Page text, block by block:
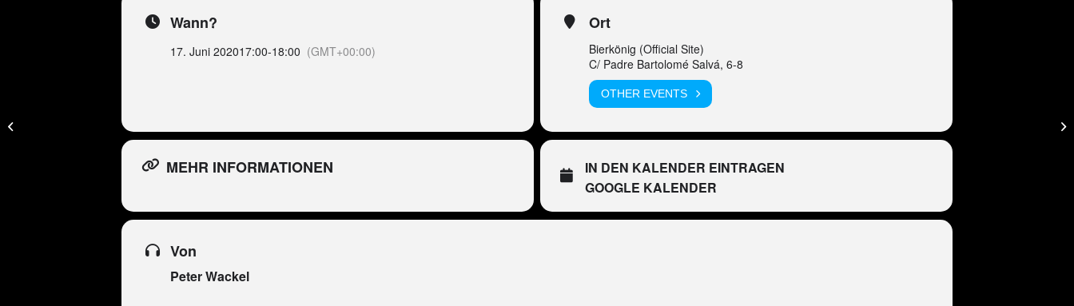
Wann?
17. Juni 202017:00-18:00 (GMT+00:00)
Ort
Bierkönig (Official Site)
C/ Padre Bartolomé Salvá, 6-8
OTHER EVENTS
MEHR INFORMATIONEN
IN DEN KALENDER EINTRAGEN
GOOGLE KALENDER
Von
Peter Wackel